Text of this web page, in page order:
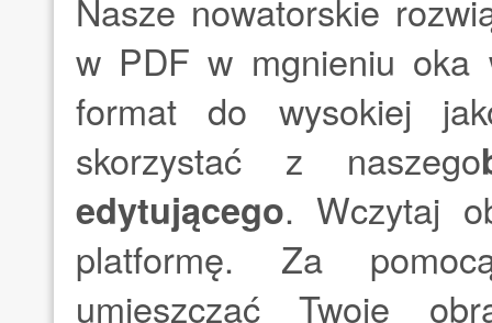
Nasze nowatorskie
w PDF w mgnieniu oka
format do wysokiej
skorzystać z naszego
edytującego. Wczytaj
platformę. Za
umieszczać Twoje